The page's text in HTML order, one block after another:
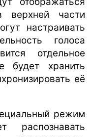
верхней части
настраивать
голоса
отдельное
будет хранить
её
режим